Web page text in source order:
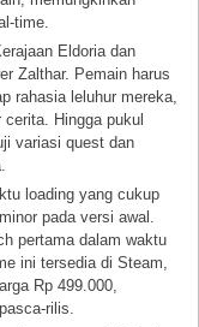
time.
Eldoria dan
Zalthar. Pemain harus
rahasia leluhur mereka,
Hingga pukul
variasi quest dan
loading yang cukup
pada versi awal.
pertama dalam waktu
ini tersedia di Steam,
Rp 499.000,
rilis.